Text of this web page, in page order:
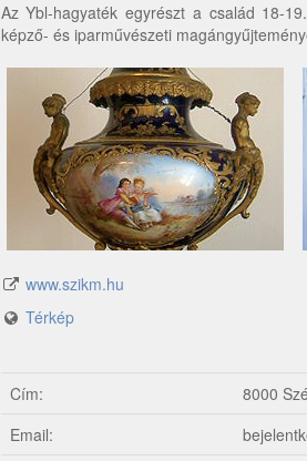
Az Ybl-hagyaték egyrészt a család 18-
képző- és iparművészeti
www.szikm.hu
Térkép
Cím:
8000
Email: